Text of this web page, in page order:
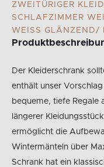
ZWEITÜRIGER
SCHLAFZIMMER
EISS GLÄNZEND/
Der Kleiderschrank
enthält unser
bequeme, tiefe Regale
längerer
ermöglicht die
Wintermänteln über
Schrank hat ein